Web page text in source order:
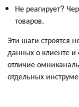
Не реагирует?
товаров.
Эти шаги строятся
данных о клиенте и
отличие
отдельных